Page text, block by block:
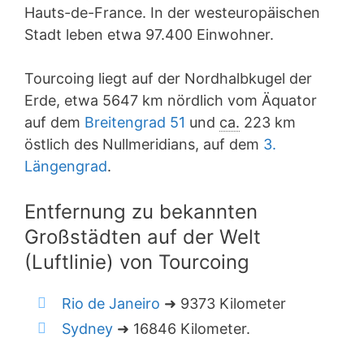
Hauts-de-France. In der westeuropäischen
Stadt leben etwa 97.400 Einwohner.
Tourcoing liegt auf der Nordhalbkugel der
Erde, etwa 5647 km nördlich vom Äquator
auf dem Breitengrad 51 und ca. 223 km
östlich des Nullmeridians, auf dem 3.
Längengrad.
Entfernung zu bekannten
Großstädten auf der Welt
(Luftlinie) von Tourcoing
Rio de Janeiro ➜ 9373 Kilometer
Sydney ➜ 16846 Kilometer.